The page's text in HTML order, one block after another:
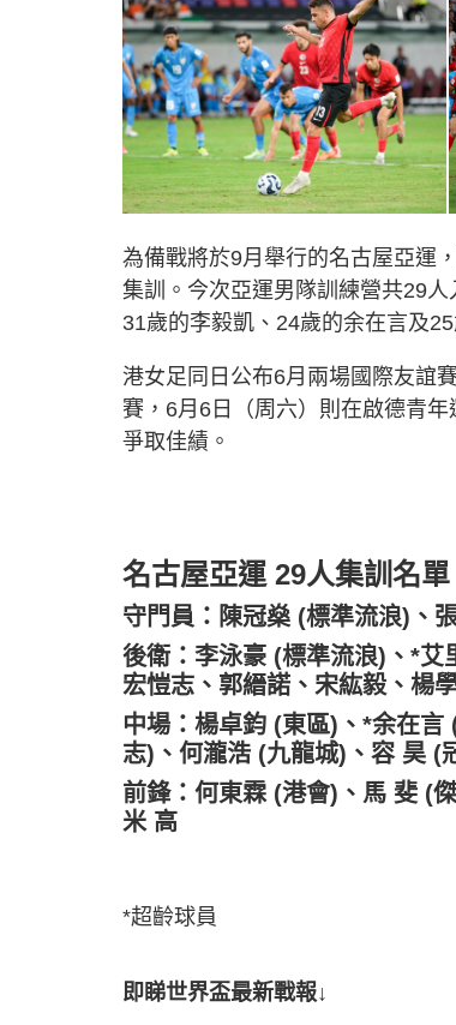
為備戰將於9月舉行的名古屋亞運
集訓。今次亞運男隊訓練營共29
31歲的李毅凱、24歲的余在言及25
港女足同日公布6月兩場國際友誼
賽，6月6日（周六）則在啟德青
爭取佳績。
名古屋亞運 29人集訓名單
守門員：陳冠燊 (標準流浪)、
後衛：李泳豪 (標準流浪)、*艾
宏愷志、郭縉諾、宋紘毅、楊
中場：楊卓鈞 (東區)、*余在
志)、何瀧浩 (九龍城)、容 昊 (
前鋒：何東霖 (港會)、馬 斐 (
米 高
*超齡球員
即睇世界盃最新戰報↓